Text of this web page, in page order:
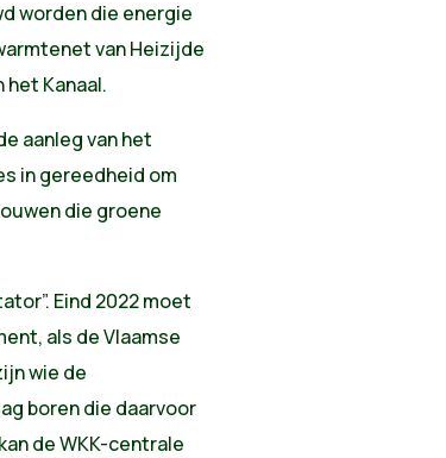
worden die energie
van Heizijde
Kanaal.
aanleg van het
in gereedheid om
die groene
Eind 2022 moet
als de Vlaamse
wie de
boren die daarvoor
de WKK-centrale